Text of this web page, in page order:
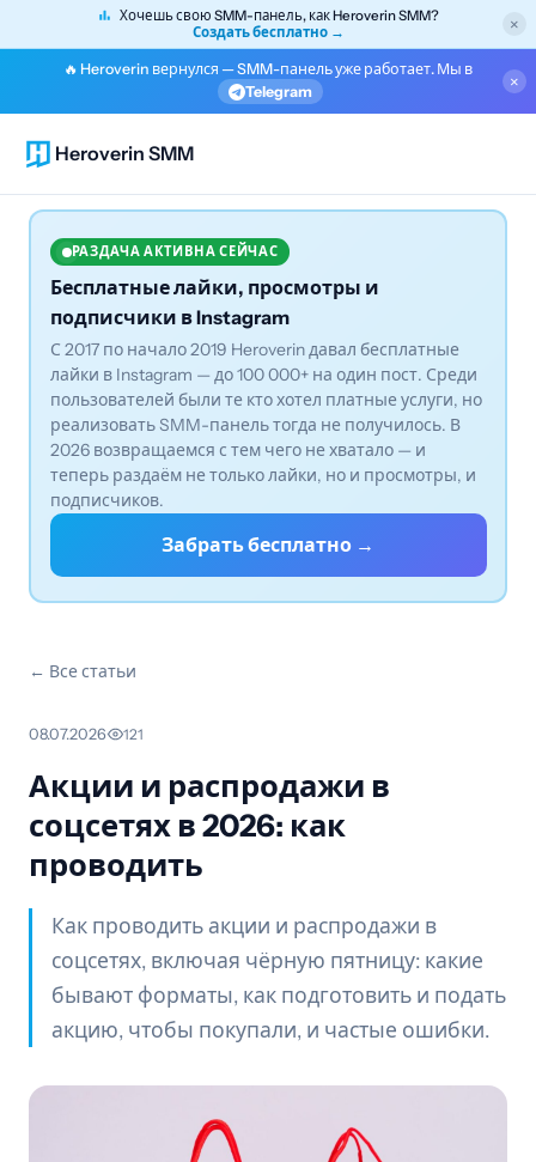
Хочешь свою SMM-панель, как Heroverin SMM?
Создать бесплатно →
×
🔥 Heroverin вернулся — SMM-панель уже работает. Мы в
Telegram
×
Heroverin SMM
РАЗДАЧА АКТИВНА СЕЙЧАС
Бесплатные лайки, просмотры и
подписчики в Instagram
С 2017 по начало 2019 Heroverin давал бесплатные
лайки в Instagram — до 100 000+ на один пост. Среди
пользователей были те кто хотел платные услуги, но
реализовать SMM-панель тогда не получилось. В
2026 возвращаемся с тем чего не хватало — и
теперь раздаём не только лайки, но и просмотры, и
подписчиков.
Забрать бесплатно →
← Все статьи
08.07.2026· 121
Акции и распродажи в
соцсетях в 2026: как
проводить
Как проводить акции и распродажи в
соцсетях, включая чёрную пятницу: какие
бывают форматы, как подготовить и подать
акцию, чтобы покупали, и частые ошибки.